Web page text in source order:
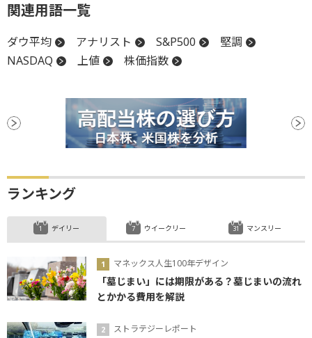
関連用語一覧
ダウ平均 アナリスト S&P500
堅調
NASDAQ
上値 株価指数
ランキング
デイリー
マネックス人生100年デザイン
「墓じまい」には期限がある？墓じまいの流れ
とかかる費用を解説
ストラテジーレポート
ウイークリー マンスリー